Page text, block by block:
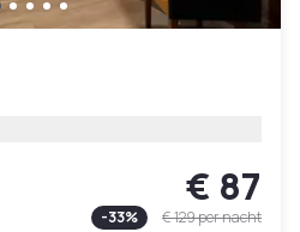
€ 87
-33% € 129per nacht